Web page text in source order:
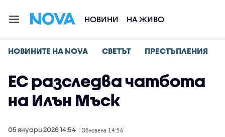
НОВИНИ НА ЖИВО
НОВИНИТЕ НА NOVA СВЕТЪТ ПРЕСТЪПЛЕНИЯ
ЕС разследва чатбота
на Илън Мъск
05 януари 2026 14:54 | Обновена 14:56